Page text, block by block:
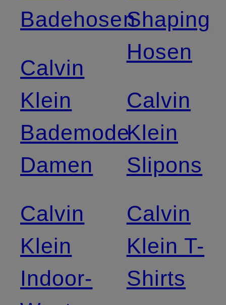
Badehosen
Calvin
Klein
Bademode
Damen
Calvin
Klein
Indoor-
Shaping
Hosen
Calvin
Klein
Slipons
Calvin
Klein T-
Shirts